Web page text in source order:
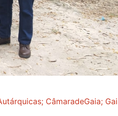
CâmaradeGaia;